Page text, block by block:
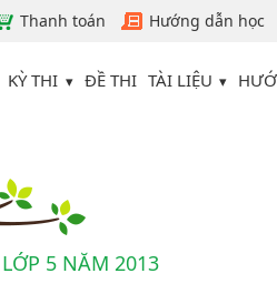
Thanh toán Hướng dẫn học
KỲ THI ĐỀ THI TÀI LIỆU
5 NĂM 2013